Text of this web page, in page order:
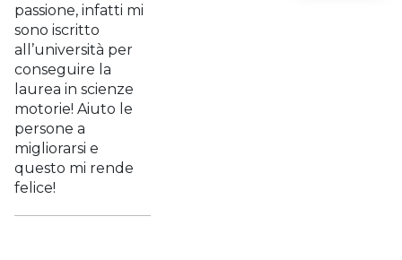
passione, infatti mi
sono iscritto
all’università per
conseguire la
laurea in scienze
motorie! Aiuto le
persone a
migliorarsi e
questo mi rende
felice!